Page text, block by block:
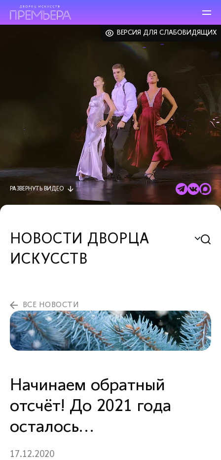
ВЕРСИЯ ДЛЯ СЛАБОВИДЯЩИХ
РАЗВЕРНУТЬ ВИДЕО
НОВОСТИ ДВОРЦА
ИСКУССТВ
ВСЕ НОВОСТИ
Начинаем обратный
отсчёт! До 2021 года
осталось...
17.12.2020